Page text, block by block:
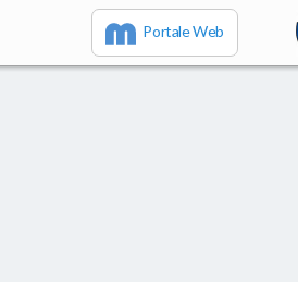
Portale Web